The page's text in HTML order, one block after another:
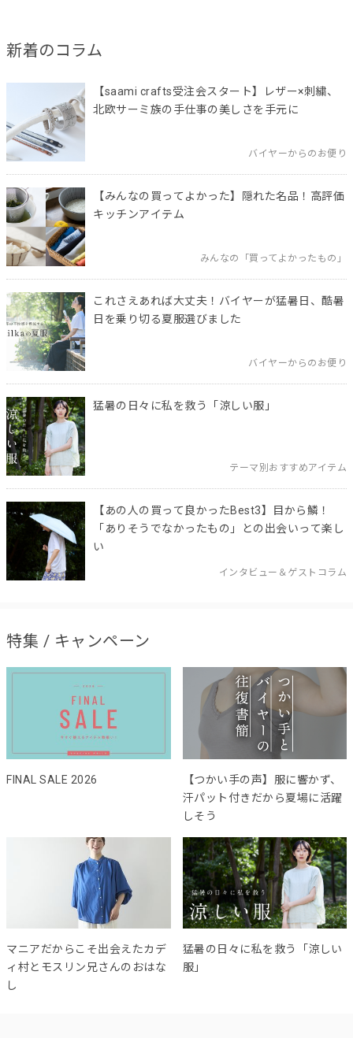
新着のコラム
【saami crafts受注会スタート】レザー×刺繍、
北欧サーミ族の手仕事の美しさを手元に
バイヤーからのお便り
【みんなの買ってよかった】隠れた名品！高評価
キッチンアイテム
みんなの「買ってよかったもの」
これさえあれば大丈夫！バイヤーが猛暑日、酷暑
日を乗り切る夏服選びました
バイヤーからのお便り
猛暑の日々に私を救う「涼しい服」
テーマ別おすすめアイテム
【あの人の買って良かったBest3】目から鱗！
「ありそうでなかったもの」との出会いって楽し
い
インタビュー＆ゲストコラム
特集 / キャンペーン
FINAL SALE 2026
【つかい手の声】服に響かず、
汗パット付きだから夏場に活躍
しそう
マニアだからこそ出会えたカデ
ィ村とモスリン兄さんのおはな
し
猛暑の日々に私を救う「涼しい
服」